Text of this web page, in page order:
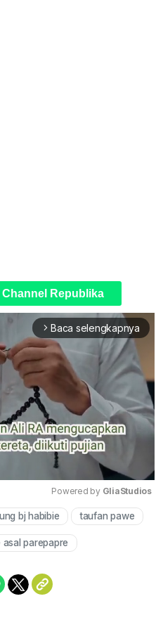
Channel Republika
arrow_forward_ios Baca selengkapnya
Mute
Powered by GliaStudios
bj habibie taufan pawe
asal parepapre